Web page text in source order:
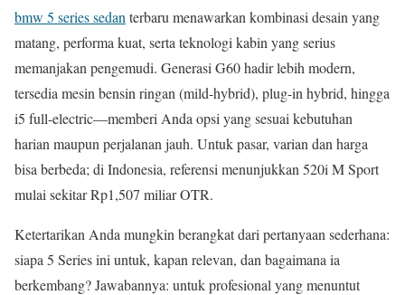
bmw 5 series sedan terbaru menawarkan kombinasi desain yang
matang, performa kuat, serta teknologi kabin yang serius
memanjakan pengemudi. Generasi G60 hadir lebih modern,
tersedia mesin bensin ringan (mild-hybrid), plug-in hybrid, hingga
i5 full-electric—memberi Anda opsi yang sesuai kebutuhan
harian maupun perjalanan jauh. Untuk pasar, varian dan harga
bisa berbeda; di Indonesia, referensi menunjukkan 520i M Sport
mulai sekitar Rp1,507 miliar OTR.
Ketertarikan Anda mungkin berangkat dari pertanyaan sederhana:
siapa 5 Series ini untuk, kapan relevan, dan bagaimana ia
berkembang? Jawabannya: untuk profesional yang menuntut